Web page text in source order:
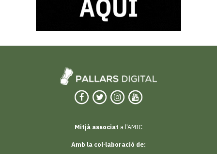
Mitjà associat a l'AMIC
Amb la col·laboració de: